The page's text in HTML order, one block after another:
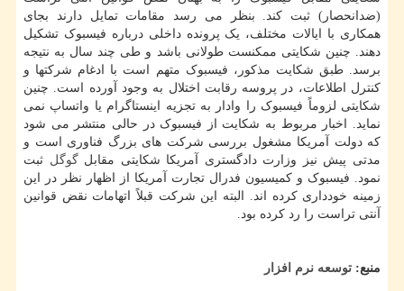
(ضدانحصار) ثبت کند. بنظر می رسد مقامات تمایل دارند بجای
همکاری با ایالات مختلف، یک پرونده داخلی درباره فیسبوک تشکیل
دهند. چنین شکایتی ممکنست طولانی باشد و طی چند سال به نتیجه
برسد. طبق شکایت مذکور، فیسبوک متهم است با ادغام شرکتها و
کنترل اطلاعات، در پروسه رقابت اختلال به وجود آورده است. چنین
شکایتی لزوماً فیسبوک را وادار به تجزیه اینستاگرام یا واتساپ نمی
نماید. اخبار مربوط به شکایت از فیسبوک در حالی منتشر می شود
که دولت آمریکا مشغول بررسی شرکت های بزرگ فناوری است و
مدتی پیش نیز وزارت دادگستری آمریکا شکایتی مقابلگوگل ثبت
نمود. فیسبوک و کمیسیون فدرال تجارت آمریکا از اظهار نظر در این
زمینه خودداری کرده اند. البته این شرکت قبلاً اتهامات نقض قوانین
آنتی تراست را رد کرده بود.
منبع: توسعه نرم افزار